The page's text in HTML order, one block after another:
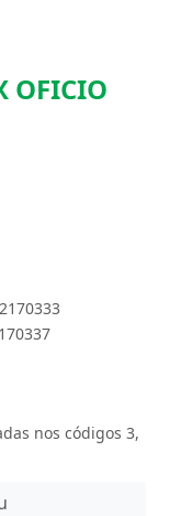
OFICIO
nos códigos 3,